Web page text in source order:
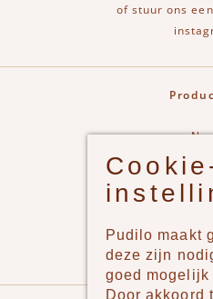
of stuur ons
Pudilo maakt
deze zijn
goed mogelijk
Door akkoord